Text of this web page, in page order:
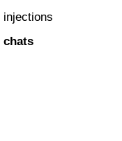
chats